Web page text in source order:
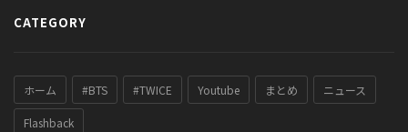
CATEGORY
ホーム #BTS #TWICE Youtube まとめ ニュース
Flashback